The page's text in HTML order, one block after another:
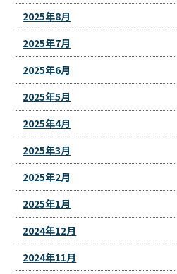
2025年8月
2025年7月
2025年6月
2025年5月
2025年4月
2025年3月
2025年2月
2025年1月
2024年12月
2024年11月